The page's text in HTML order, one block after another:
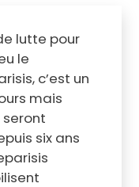
lutte pour
le
c’est un
mais
seront
six ans